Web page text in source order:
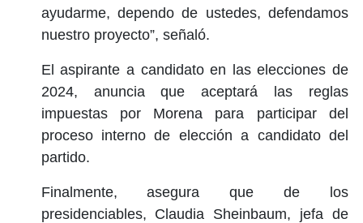
ayudarme, dependo de ustedes, defendamos
nuestro proyecto”, señaló.
El aspirante a candidato en las elecciones de
2024, anuncia que aceptará las reglas
impuestas por Morena para participar del
proceso interno de elección a candidato del
partido.
Finalmente, asegura que de los
presidenciables, Claudia Sheinbaum, jefa de